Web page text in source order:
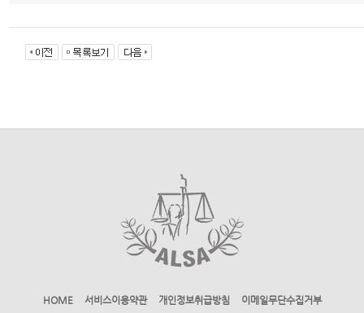
HOME 서비스이용약관 개인정보취급방침 이메일무단수집거부